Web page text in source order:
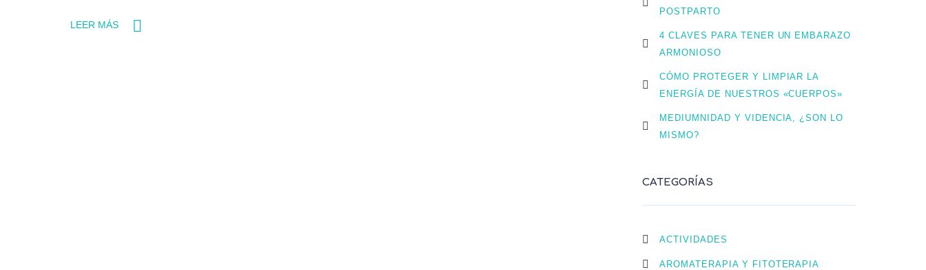
LEER MÁS
POSTPARTO
4 CLAVES PARA TENER UN EMBARAZO
ARMONIOSO
CÓMO PROTEGER Y LIMPIAR LA
ENERGÍA DE NUESTROS «CUERPOS»
MEDIUMNIDAD Y VIDENCIA, ¿SON LO
MISMO?
CATEGORÍAS
ACTIVIDADES
AROMATERAPIA Y FITOTERAPIA